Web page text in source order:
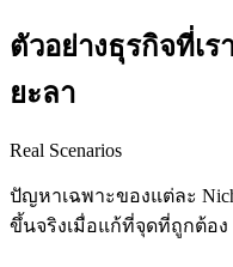
ตัวอย่างธุรกิจที่เ
ยะลา
Real Scenarios
ปัญหาเฉพาะของแต่ละ
ขึ้นจริงเมื่อแก้ที่จุดที่ถูกต้อง